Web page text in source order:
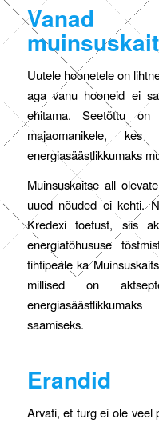
Uutele hoonetele on
aga vanu hooneid ei
ehitama. Seetõttu
majaomanikele,
energiasäästlikkumaks
Muinsuskaitse all
uued nõuded ei kehti.
Kredexi toetust, siis
energiatõhususe
tihtipeale ka
millised on
saamiseks.
Erandid
Arvati, et turg ei ole veel